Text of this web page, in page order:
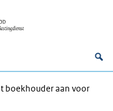
boekhouder aan voor